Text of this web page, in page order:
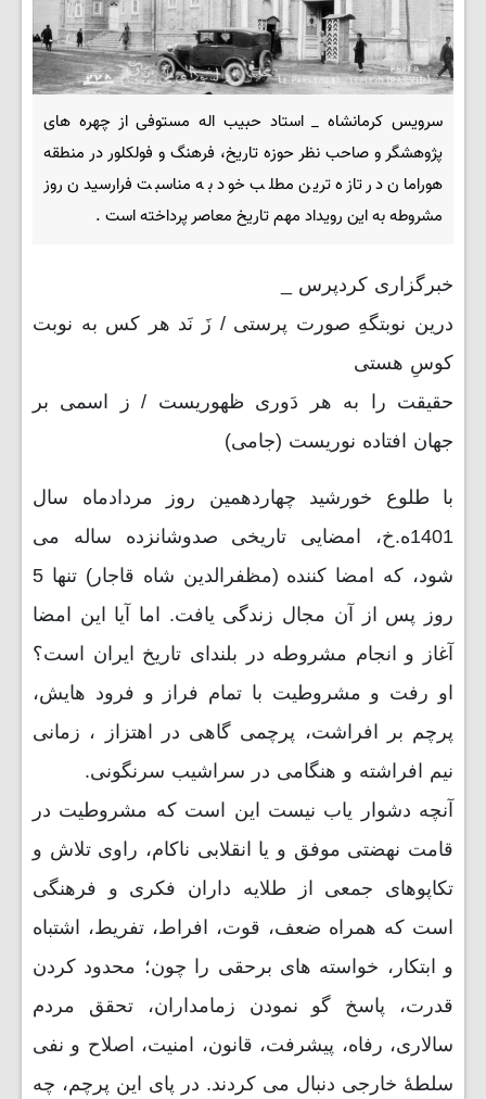
سرویس کرمانشاه _ استاد حبیب اله مستوفی از چهره های
پژوهشگر و صاحب نظر حوزه تاریخ، فرهنگ و فولکلور در منطقه
هورامان در تازه ترین مطلب خود به مناسبت فرارسیدن روز
مشروطه به این رویداد مهم تاریخ معاصر پرداخته است .
خبرگزاری کردپرس _
درین نوبتگهِ صورت پرستی / زَ نَد هر کس به نوبت
کوسِ هستی
حقیقت را به هر دَوری ظهوریست / ز اسمی بر
جهان افتاده نوریست (جامی)
با طلوع خورشید چهاردهمین روز مردادماه سال
1401ه.خ، امضایی تاریخی صدوشانزده ساله می
شود، که امضا کننده (مظفرالدین شاه قاجار) تنها 5
روز پس از آن مجال زندگی یافت. اما آیا این امضا
آغاز و انجام مشروطه در بلندای تاریخ ایران است؟
او رفت و مشروطیت با تمام فراز و فرود هایش،
پرچم بر افراشت، پرچمی گاهی در اهتزاز ، زمانی
نیم افراشته و هنگامی در سراشیب سرنگونی.
آنچه دشوار یاب نیست این است که مشروطیت در
قامت نهضتی موفق و یا انقلابی ناکام، راوی تلاش و
تکاپوهای جمعی از طلایه داران فکری و فرهنگی
است که همراه ضعف، قوت، افراط، تفریط، اشتباه
و ابتکار، خواسته های برحقی را چون؛ محدود کردن
قدرت، پاسخ گو نمودن زمامداران، تحقق مردم
سالاری، رفاه، پیشرفت، قانون، امنیت، اصلاح و نفی
سلطۀ خارجی دنبال می کردند. در پای این پرچم، چه